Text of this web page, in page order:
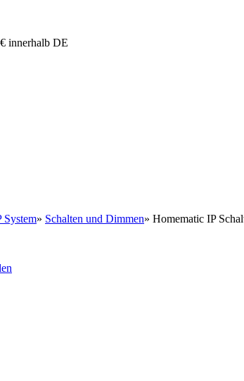
innerhalb DE
System» Schalten und Dimmen» Homematic IP